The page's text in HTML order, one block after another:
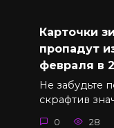
Карточки
пропадут
февраля в
Не забудьте
скрафтив
0 28